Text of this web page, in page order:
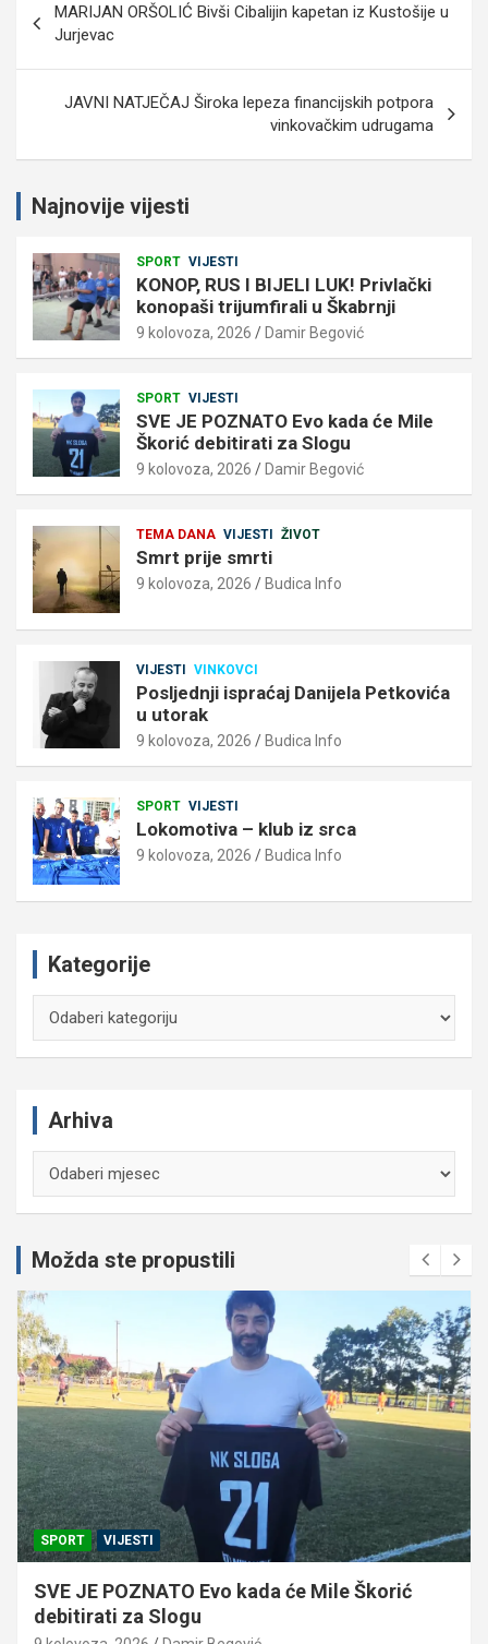
objava
MARIJAN ORŠOLIĆ Bivši Cibalijin kapetan iz Kustošije u
Jurjevac
JAVNI NATJEČAJ Široka lepeza financijskih potpora
vinkovačkim udrugama
Najnovije vijesti
SPORT VIJESTI
KONOP, RUS I BIJELI LUK! Privlački
konopaši trijumfirali u Škabrnji
9 kolovoza, 2026 Damir Begović
SPORT VIJESTI
SVE JE POZNATO Evo kada će Mile
Škorić debitirati za Slogu
9 kolovoza, 2026 Damir Begović
TEMA DANA VIJESTI ŽIVOT
Smrt prije smrti
9 kolovoza, 2026 Budica Info
VIJESTI VINKOVCI
Posljednji ispraćaj Danijela Petkovića
u utorak
9 kolovoza, 2026 Budica Info
SPORT VIJESTI
Lokomotiva – klub iz srca
9 kolovoza, 2026 Budica Info
Kategorije
Arhiva
Možda ste propustili
SPORT VIJESTI
SVE JE POZNATO Evo kada će Mile Škorić
debitirati za Slogu